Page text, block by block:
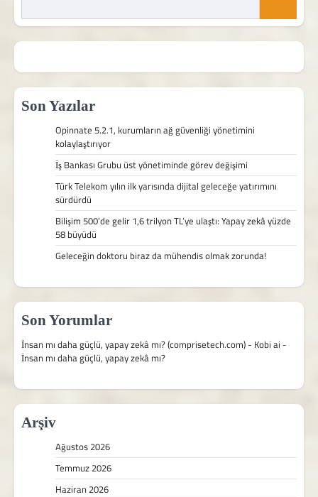
Son Yazılar
Opinnate 5.2.1, kurumların ağ güvenliği yönetimini
kolaylaştırıyor
İş Bankası Grubu üst yönetiminde görev değişimi
Türk Telekom yılın ilk yarısında dijital geleceğe yatırımını
sürdürdü
Bilişim 500’de gelir 1,6 trilyon TL’ye ulaştı: Yapay zekâ yüzde
58 büyüdü
Geleceğin doktoru biraz da mühendis olmak zorunda!
Son Yorumlar
İnsan mı daha güçlü, yapay zekâ mı? (comprisetech.com) - Kobi ai -
İnsan mı daha güçlü, yapay zekâ mı?
Arşiv
Ağustos 2026
Temmuz 2026
Haziran 2026